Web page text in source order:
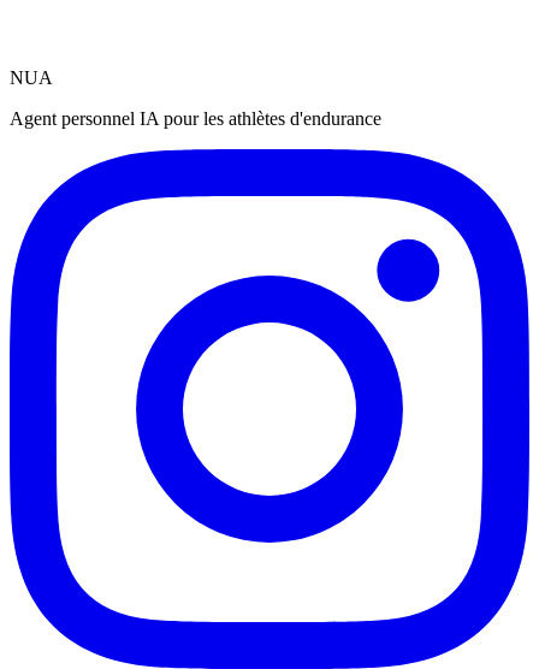
NUA
Agent personnel IA pour les athlètes d'endurance